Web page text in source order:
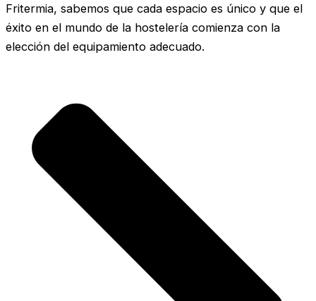
Fritermia, sabemos que cada espacio es único y que el
éxito en el mundo de la hostelería comienza con la
elección del equipamiento adecuado.